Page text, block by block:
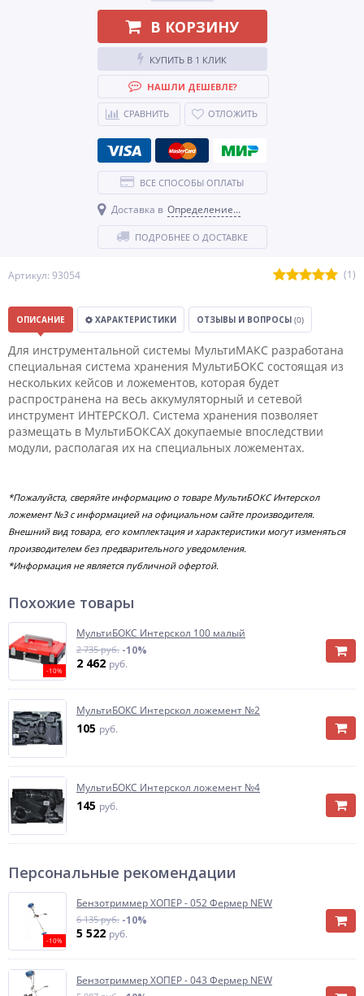
Артикул: 93054 (1)
В КОРЗИНУ
КУПИТЬ В 1 КЛИК
НАШЛИ ДЕШЕВЛЕ?
СРАВНИТЬ ОТЛОЖИТЬ
ВСЕ СПОСОБЫ ОПЛАТЫ
Доставка в Определение...
ПОДРОБНЕЕ О ДОСТАВКЕ
ОПИСАНИЕ ХАРАКТЕРИСТИКИ ОТЗЫВЫ И ВОПРОСЫ (0)
Для инструментальной системы МультиМАКС разработана
специальная система хранения МультиБОКС состоящая из
нескольких кейсов и ложементов, которая будет
распространена на весь аккумуляторный и сетевой
инструмент ИНТЕРСКОЛ. Система хранения позволяет
размещать в МультиБОКСАХ докупаемые впоследствии
модули, располагая их на специальных ложементах.
*Пожалуйста, сверяйте информацию о товаре МультиБОКС Интерскол
ложемент №3 с информацией на официальном сайте производителя.
Внешний вид товара, его комплектация и характеристики могут изменяться
производителем без предварительного уведомления.
*Информация не является публичной офертой.
Похожие товары
-10%
МультиБОКС Интерскол 100 малый
2 735 руб. -10%
2 462 руб.
МультиБОКС Интерскол ложемент №2
105 руб.
МультиБОКС Интерскол ложемент №4
145 руб.
Персональные рекомендации
-10%
Бензотриммер ХОПЕР - 052 Фермер NEW
6 135 руб. -10%
5 522 руб.
Бензотриммер ХОПЕР - 043 Фермер NEW